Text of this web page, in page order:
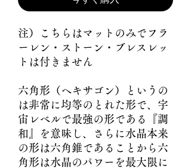
注）こちらはマットのみでフラ
ーレン・ストーン・ブレスレッ
トは付きません
六角形（ヘキサゴン）というの
は非常に均等のとれた形で、宇
宙レベルで最強の形である『調
和』を意味し、さらに水晶本来
の形は六角錐であることから六
角形は水晶のパワーを最大限に